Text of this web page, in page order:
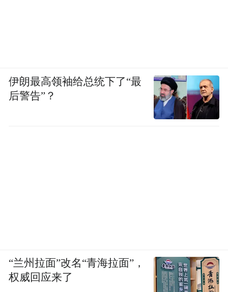
伊朗最高领袖给总统下了“最
后警告”？
“兰州拉面”改名“青海拉面”，
权威回应来了